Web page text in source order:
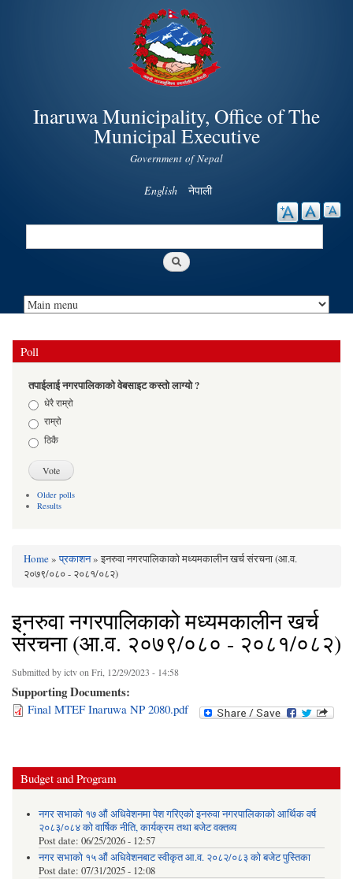
Skip to
main
content
Inaruwa Municipality, Office of The
Municipal Executive
Government of Nepal
English नेपाली
Search
Poll
तपाईलाई नगरपालिकाको वेबसाइट कस्तो लाग्यो ?
Choicesधेरै राम्रो
राम्रो
ठिकै
Older polls
Results
You are here
Home»प्रकाशन» इनरुवा नगरपालिकाको मध्यमकालीन खर्च संरचना (आ.व.
२०७९/०८० - २०८१/०८२)
इनरुवा नगरपालिकाको मध्यमकालीन खर्च
संरचना (आ.व. २०७९/०८० - २०८१/०८२)
Submitted byictvon Fri, 12/29/2023 - 14:58
Supporting Documents:
Final MTEF Inaruwa NP 2080.pdf
Budget and Program
नगर सभाको १७ औं अधिवेशनमा पेश गरिएको इनरुवा नगरपालिकाको आर्थिक वर्ष
२०८३/०८४ को वार्षिक नीति, कार्यक्रम तथा बजेट वक्तव्य
Post date: 06/25/2026 - 12:57
नगर सभाको १५ औं अधिवेशनबाट स्वीकृत आ.व. २०८२/०८३ को बजेट पुस्तिका
Post date: 07/31/2025 - 12:08